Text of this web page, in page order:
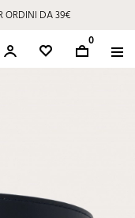
ORDINI DA 39€
0